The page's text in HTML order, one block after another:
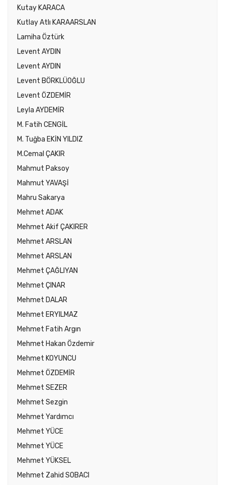
Kutay KARACA
Kutlay Atlı KARAARSLAN
Lamiha Öztürk
Levent AYDIN
Levent AYDIN
Levent BÖRKLÜOĞLU
Levent ÖZDEMİR
Leyla AYDEMİR
M. Fatih CENGİL
M. Tuğba EKİN YILDIZ
M.Cemal ÇAKIR
Mahmut Paksoy
Mahmut YAVAŞİ
Mahru Sakarya
Mehmet ADAK
Mehmet Akif ÇAKIRER
Mehmet ARSLAN
Mehmet ARSLAN
Mehmet ÇAĞLIYAN
Mehmet ÇINAR
Mehmet DALAR
Mehmet ERYILMAZ
Mehmet Fatih Argın
Mehmet Hakan Özdemir
Mehmet KOYUNCU
Mehmet ÖZDEMİR
Mehmet SEZER
Mehmet Sezgin
Mehmet Yardımcı
Mehmet YÜCE
Mehmet YÜCE
Mehmet YÜKSEL
Mehmet Zahid SOBACI